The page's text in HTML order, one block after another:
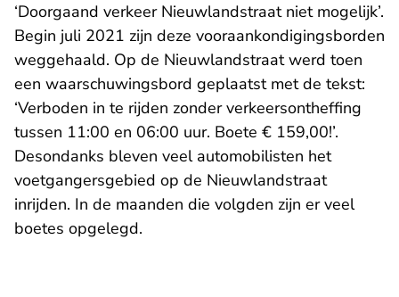
‘Doorgaand verkeer Nieuwlandstraat niet mogelijk’.
Begin juli 2021 zijn deze vooraankondigingsborden
weggehaald. Op de Nieuwlandstraat werd toen
een waarschuwingsbord geplaatst met de tekst:
‘Verboden in te rijden zonder verkeersontheffing
tussen 11:00 en 06:00 uur. Boete € 159,00!’.
Desondanks bleven veel automobilisten het
voetgangersgebied op de Nieuwlandstraat
inrijden. In de maanden die volgden zijn er veel
boetes opgelegd.